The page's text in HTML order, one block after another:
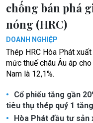
chống bán phá
nóng (HRC)
DOANH NGHIỆP
Thép HRC Hòa Phát
mức thuế châu Âu áp
Nam là 12,1%.
Cổ phiếu tăng gần
tiêu thụ thép quý 1
Hòa Phát đầu tư